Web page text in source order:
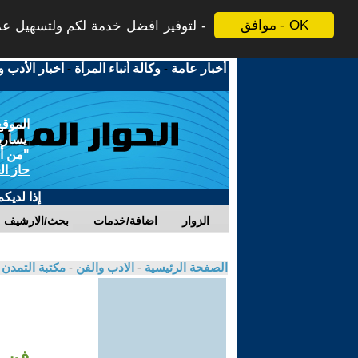
موافق - OK لتوفير افضل خدمة لكم ولتسهيل
أخبار عامة -وكالة أنباء المرأة - اخبار الأدب
"من
حاز
إذا
بحث/الارشيف اضافة/خدمات الزوار
الصفحة الرئيسية - الادب والفن - مكتبة